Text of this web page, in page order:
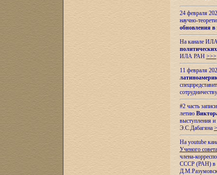
24 февраля
научно-
обновления в
На канале
ИЛА РАН >>>
11 февраля
#2 часть
летию
выступления
Э.С.Дабагяна
На youtube
Ученого
члена-
СССР (РАН) в